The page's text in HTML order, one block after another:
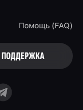
Помощь (FAQ)
ПОДДЕРЖКА